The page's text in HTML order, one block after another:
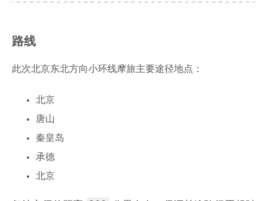
路线
此次北京东北方向小环线摩旅主要途径地点：
北京
唐山
秦皇岛
承德
北京